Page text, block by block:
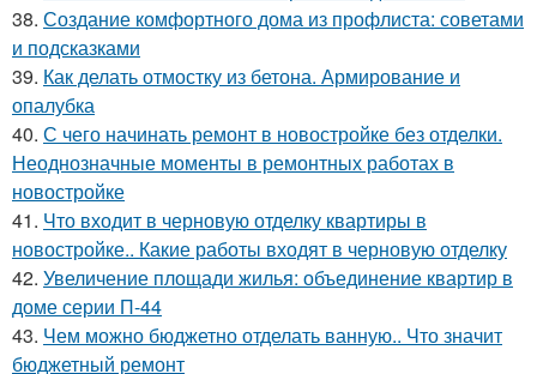
38. Создание комфортного дома из профлиста: советами
и подсказками
39. Как делать отмостку из бетона. Армирование и
опалубка
40. С чего начинать ремонт в новостройке без отделки.
Неоднозначные моменты в ремонтных работах в
новостройке
41. Что входит в черновую отделку квартиры в
новостройке.. Какие работы входят в черновую отделку
42. Увеличение площади жилья: объединение квартир в
доме серии П-44
43. Чем можно бюджетно отделать ванную.. Что значит
бюджетный ремонт